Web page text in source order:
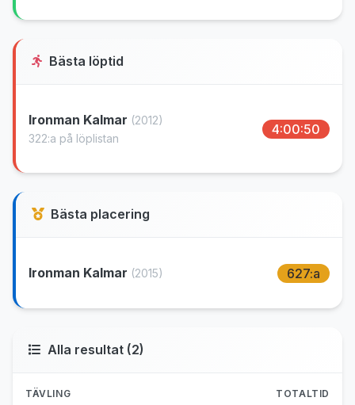
Bästa löptid
Ironman Kalmar (2012)
322:a på löplistan
4:00:50
Bästa placering
Ironman Kalmar (2015) 627:a
Alla resultat (2)
TÄVLING TOTALTID